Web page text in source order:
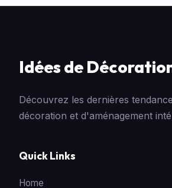
Idées de
Découvrez les dernières
décoration et d'aménagement
Quick Links
Home